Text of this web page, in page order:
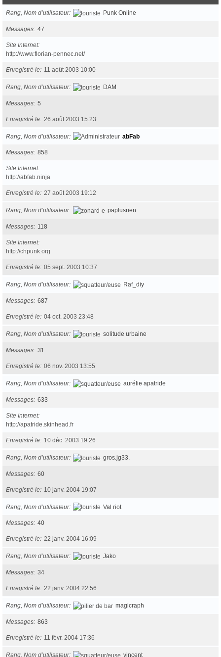
Rang, Nom d’utilisateur Punk Online
Messages 47
Site Internet
http://www.florian-pennec.net/
Enregistré le 11 août 2003 10:00
Rang, Nom d’utilisateur DAM
Messages 5
Enregistré le 26 août 2003 15:23
Rang, Nom d’utilisateur abFab
Messages 858
Site Internet
http://abfab.ninja
Enregistré le 27 août 2003 19:12
Rang, Nom d’utilisateur paplusrien
Messages 118
Site Internet
http://chpunk.org
Enregistré le 05 sept. 2003 10:37
Rang, Nom d’utilisateur Raf_diy
Messages 687
Enregistré le 04 oct. 2003 23:48
Rang, Nom d’utilisateur solitude urbaine
Messages 31
Enregistré le 06 nov. 2003 13:55
Rang, Nom d’utilisateur aurélie apatride
Messages 633
Site Internet
http://apatride.skinhead.fr
Enregistré le 10 déc. 2003 19:26
Rang, Nom d’utilisateur gros.jg33.
Messages 60
Enregistré le 10 janv. 2004 19:07
Rang, Nom d’utilisateur Val riot
Messages 40
Enregistré le 22 janv. 2004 16:09
Rang, Nom d’utilisateur Jako
Messages 34
Enregistré le 22 janv. 2004 22:56
Rang, Nom d’utilisateur magicraph
Messages 863
Enregistré le 11 févr. 2004 17:36
Rang, Nom d’utilisateur vincent